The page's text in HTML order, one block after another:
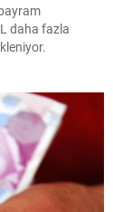
daha fazla